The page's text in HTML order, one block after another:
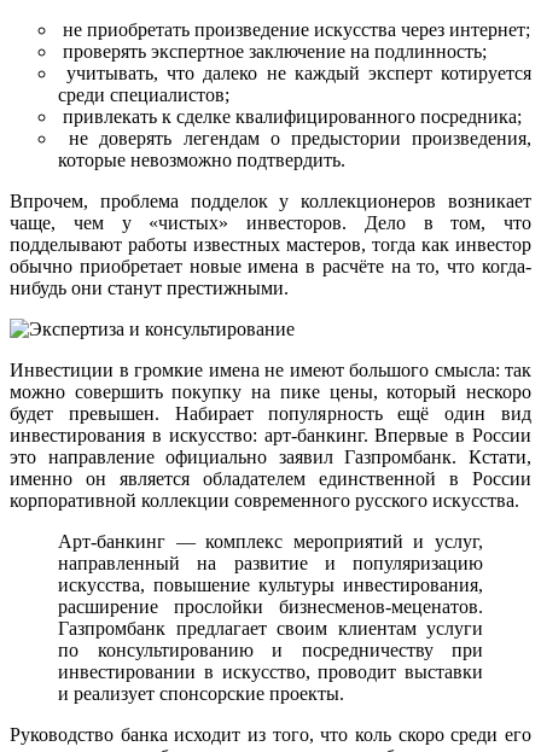
не приобретать произведение искусства через интернет;
проверять экспертное заключение на подлинность;
учитывать, что далеко не каждый эксперт котируется
среди специалистов;
привлекать к сделке квалифицированного посредника;
не доверять легендам о предыстории произведения,
которые невозможно подтвердить.
Впрочем, проблема подделок у коллекционеров возникает
чаще, чем у «чистых» инвесторов. Дело в том, что
подделывают работы известных мастеров, тогда как инвестор
обычно приобретает новые имена в расчёте на то, что когда-
нибудь они станут престижными.
Инвестиции в громкие имена не имеют большого смысла: так
можно совершить покупку на пике цены, который нескоро
будет превышен. Набирает популярность ещё один вид
инвестирования в искусство: арт-банкинг. Впервые в России
это направление официально заявил Газпромбанк. Кстати,
именно он является обладателем единственной в России
корпоративной коллекции современного русского искусства.
Арт-банкинг — комплекс мероприятий и услуг,
направленный на развитие и популяризацию
искусства, повышение культуры инвестирования,
расширение прослойки бизнесменов-меценатов.
Газпромбанк предлагает своим клиентам услуги
по консультированию и посредничеству при
инвестировании в искусство, проводит выставки
и реализует спонсорские проекты.
Руководство банка исходит из того, что коль скоро среди его